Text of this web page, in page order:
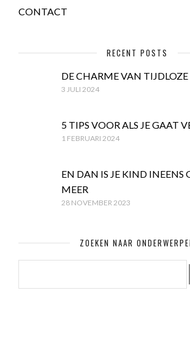
CONTACT
RECENT POSTS
DE CHARME VAN TIJDLOZE
3 JULI 2024
5 TIPS VOOR ALS JE GAAT
1 FEBRUARI 2024
EN DAN IS JE KIND INEENS
MEER
28 NOVEMBER 2023
ZOEKEN NAAR
ZOEKEN